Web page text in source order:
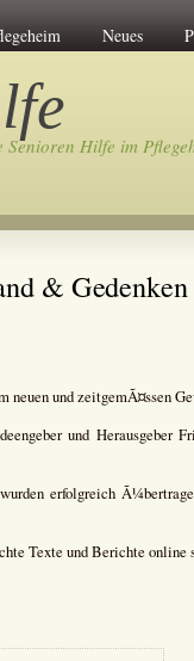
Neues
Senioren Hilfe im
& Gedenken
und zeitgemÃ¤ssen
und Herausgeber
erfolgreich
Texte und Berichte online